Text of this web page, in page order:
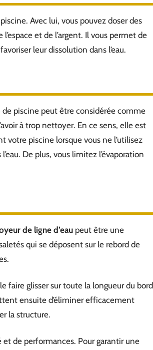
Avec lui, vous pouvez doser des
et de l’argent. Il vous permet de
leur dissolution dans l’eau.
de piscine peut être considérée comme
à trop nettoyer. En ce sens, elle est
votre piscine lorsque vous ne l’utilisez
De plus, vous limitez l’évaporation
de ligne d’eau peut être une
qui se déposent sur le rebord de
faire glisser sur toute la longueur du bord
ensuite d’éliminer efficacement
la structure.
de performances. Pour garantir une